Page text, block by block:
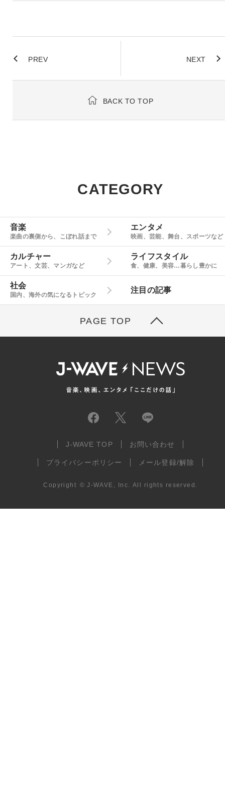
PREV NEXT
BACK TO TOP
CATEGORY
音楽
楽曲の裏側から、こぼれ話まで
エンタメ
映画、芸能、舞台、スポーツなど
カルチャー
アート、文芸、マンガなど
ライフスタイル
食、健康、美容…暮らし豊かに
社会
国内、海外の気になるトピック
注目の記事
PAGE TOP
J-WAVE TOP お問い合わせ
プライバシーポリシー メール登録/解除
Copyright © J-WAVE, Inc. All rights reserved.